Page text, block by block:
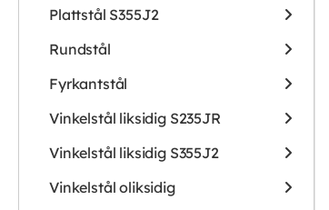
Plattstål S355J2
Rundstål
Fyrkantstål
Vinkelstål liksidig S235JR
Vinkelstål liksidig S355J2
Vinkelstål oliksidig